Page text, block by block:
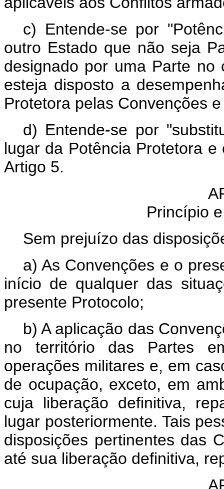
c) Entende-se por
outro Estado que não seja
designado por uma Parte no
esteja disposto a
Protetora pelas Convenções
d) Entende-se por
lugar da Potência Protetora
Artigo 5.
Princípio
Sem prejuízo das
a) As Convenções e o
início de qualquer das
presente Protocolo;
b) A aplicação das
no território das Partes
operações militares e, em
de ocupação, exceto, em
cuja liberação definitiva,
lugar posteriormente. Tais
disposições pertinentes das
até sua liberação definitiva,